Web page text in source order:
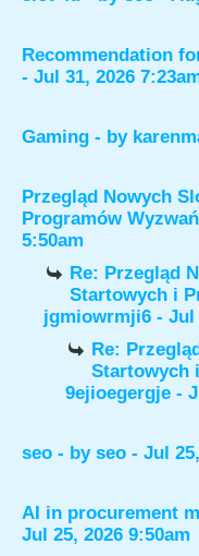
Recommendation
- Jul 31, 2026
Gaming - by
Przegląd Nowych
Programów Wyzwań
5:50am
Re: Przegląd
Startowych i
jgmiowrmji6 - Jul
Re:
Startowych
9ejioegergje -
seo - by seo - Jul
AI in procurement
Jul 25, 2026 9:50am